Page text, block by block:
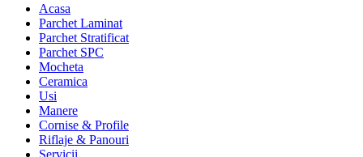
Acasa
Parchet Laminat
Parchet Stratificat
Parchet SPC
Mocheta
Ceramica
Usi
Manere
Cornise & Profile
Riflaje & Panouri
Servicii